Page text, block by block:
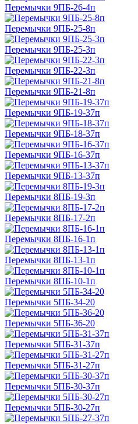
Перемычки 9ПБ-26-4п
Перемычки 9ПБ-25-8п
Перемычки 9ПБ-25-3п
Перемычки 9ПБ-22-3п
Перемычки 9ПБ-21-8п
Перемычки 9ПБ-19-37п
Перемычки 9ПБ-18-37п
Перемычки 9ПБ-16-37п
Перемычки 9ПБ-13-37п
Перемычки 8ПБ-19-3п
Перемычки 8ПБ-17-2п
Перемычки 8ПБ-16-1п
Перемычки 8ПБ-13-1п
Перемычки 8ПБ-10-1п
Перемычки 5ПБ-34-20
Перемычки 5ПБ-36-20
Перемычки 5ПБ-31-37п
Перемычки 5ПБ-31-27п
Перемычки 5ПБ-30-37п
Перемычки 5ПБ-30-27п